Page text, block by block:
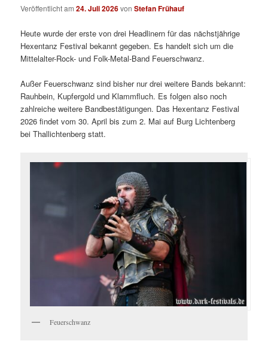
Veröffentlicht am24. Juli 2026vonStefan Frühauf
Heute wurde der erste von drei Headlinern für das nächstjährige
Hexentanz Festival bekannt gegeben. Es handelt sich um die
Mittelalter-Rock- und Folk-Metal-Band Feuerschwanz.
Außer Feuerschwanz sind bisher nur drei weitere Bands bekannt:
Rauhbein, Kupfergold und Klammfluch. Es folgen also noch
zahlreiche weitere Bandbestätigungen. Das Hexentanz Festival
2026 findet vom 30. April bis zum 2. Mai auf Burg Lichtenberg
bei Thallichtenberg statt.
Feuerschwanz